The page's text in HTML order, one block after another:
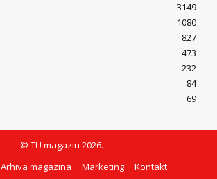
3149
1080
827
473
232
84
69
© TU magazin 2026.
Arhiva magazina Marketing Kontakt